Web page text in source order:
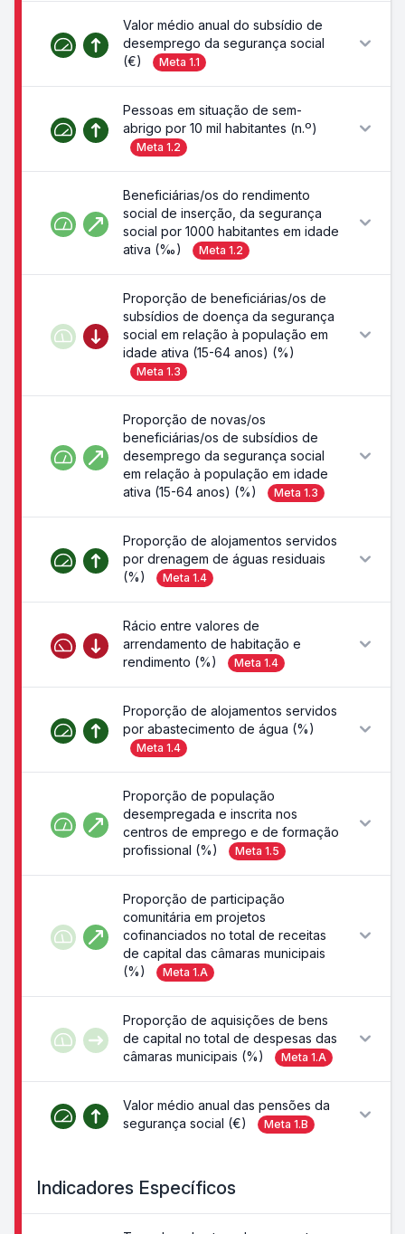
Valor médio anual do subsídio de
desemprego da segurança social
(€)
Meta 1.1
Pessoas em situação de sem-
abrigo por 10 mil habitantes (n.º)
Meta 1.2
Beneficiárias/os do rendimento
social de inserção, da segurança
social por 1000 habitantes em idade
ativa (‰)
Meta 1.2
Proporção de beneficiárias/os de
subsídios de doença da segurança
social em relação à população em
idade ativa (15-64 anos) (%)
Meta 1.3
Proporção de novas/os
beneficiárias/os de subsídios de
desemprego da segurança social
em relação à população em idade
ativa (15-64 anos) (%)
Meta 1.3
Proporção de alojamentos servidos
por drenagem de águas residuais
(%)
Meta 1.4
Rácio entre valores de
arrendamento de habitação e
rendimento (%)
Meta 1.4
Proporção de alojamentos servidos
por abastecimento de água (%)
Meta 1.4
Proporção de população
desempregada e inscrita nos
centros de emprego e de formação
profissional (%)
Meta 1.5
Proporção de participação
comunitária em projetos
cofinanciados no total de receitas
de capital das câmaras municipais
(%)
Meta 1.A
Proporção de aquisições de bens
de capital no total de despesas das
câmaras municipais (%)
Meta 1.A
Valor médio anual das pensões da
segurança social (€)
Meta 1.B
Indicadores Específicos